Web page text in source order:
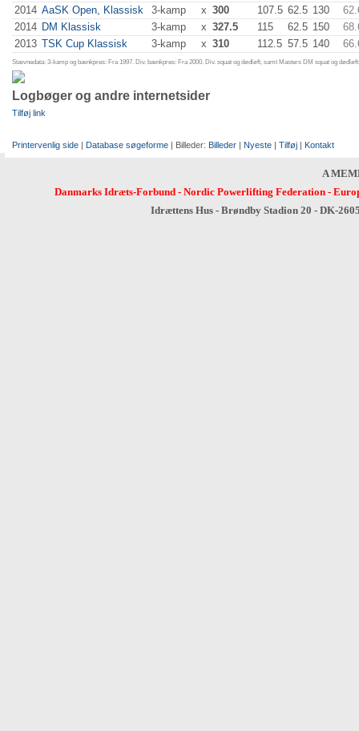
2014 AaSK Open, Klassisk 3-kamp x 300 107.5 62.5 130
2014 DM Klassisk 3-kamp x 327.5 115 62.5 150
2013 TSK Cup Klassisk 3-kamp x 310 112.5 57.5 140
Stævnedata: 3-kamp og bænkpres: Fra 1997. Div. bænkpres: Fra 2000. Div. squat og dødløft, samt Masters DM squat og
Logbøger og andre internetsider
Tilføj link
Printervenlig side | Database søgeforme | Billeder: Billeder | Nyeste | Tilføj | Kontakt
A
Danmarks Idræts-Forbund- Nordic Powerlifting Federation-
Idrættens Hus - Brøndby Stadion 20 - DK-